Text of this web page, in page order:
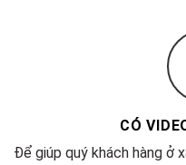
CÓ
Để giúp quý khách hàng ở